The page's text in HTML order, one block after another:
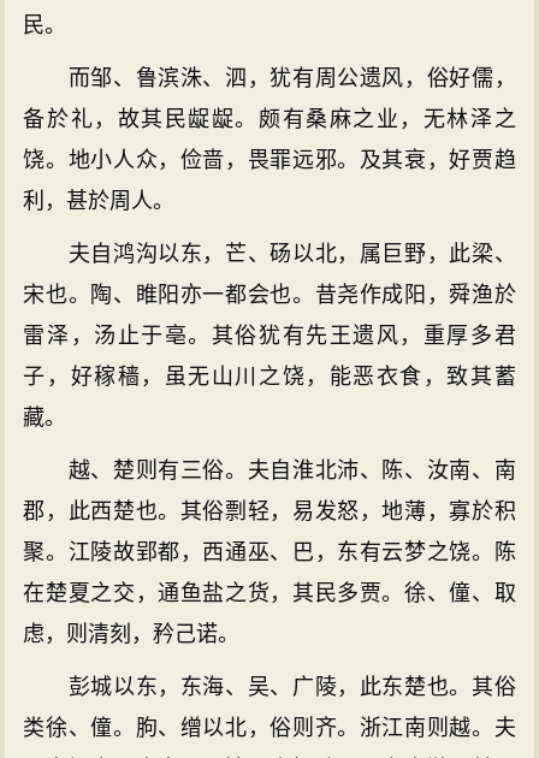
民。
而邹、鲁滨洙、泗，犹有周公遗风，俗好儒，
备於礼，故其民龊龊。颇有桑麻之业，无林泽之
饶。地小人众，俭啬，畏罪远邪。及其衰，好贾趋
利，甚於周人。
夫自鸿沟以东，芒、砀以北，属巨野，此梁、
宋也。陶、睢阳亦一都会也。昔尧作成阳，舜渔於
雷泽，汤止于亳。其俗犹有先王遗风，重厚多君
子，好稼穑，虽无山川之饶，能恶衣食，致其蓄
藏。
越、楚则有三俗。夫自淮北沛、陈、汝南、南
郡，此西楚也。其俗剽轻，易发怒，地薄，寡於积
聚。江陵故郢都，西通巫、巴，东有云梦之饶。陈
在楚夏之交，通鱼盐之货，其民多贾。徐、僮、取
虑，则清刻，矜己诺。
彭城以东，东海、吴、广陵，此东楚也。其俗
类徐、僮。朐、缯以北，俗则齐。浙江南则越。夫